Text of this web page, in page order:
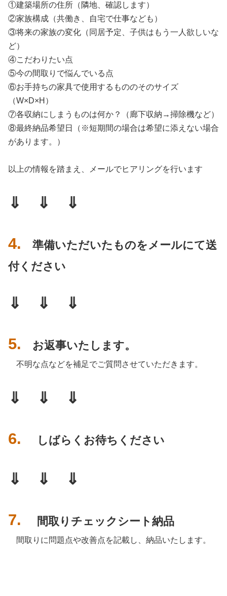
①建築場所の住所（隣地、確認します）
②家族構成（共働き、自宅で仕事なども）
③将来の家族の変化（同居予定、子供はもう一人欲しいな
ど）
④こだわりたい点
⑤今の間取りで悩んでいる点
⑥お手持ちの家具で使用するもののそのサイズ
（W×D×H）
⑦各収納にしまうものは何か？（廊下収納→掃除機など）
⑧最終納品希望日（※短期間の場合は希望に添えない場合
があります。）
以上の情報を踏まえ、メールでヒアリングを行います
⇓ ⇓ ⇓
4. 準備いただいたものをメールにて送
付ください
⇓ ⇓ ⇓
5. お返事いたします。
不明な点などを補足でご質問させていただきます。
⇓ ⇓ ⇓
6. しばらくお待ちください
⇓ ⇓ ⇓
7. 間取りチェックシート納品
間取りに問題点や改善点を記載し、納品いたします。